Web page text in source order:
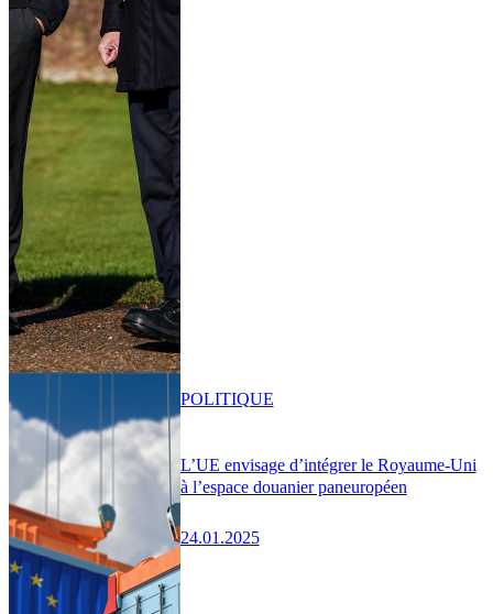
L’UE envisage d’intégrer le Royaume-Uni
à l’espace douanier paneuropéen
24.01.2025
POLITIQUE